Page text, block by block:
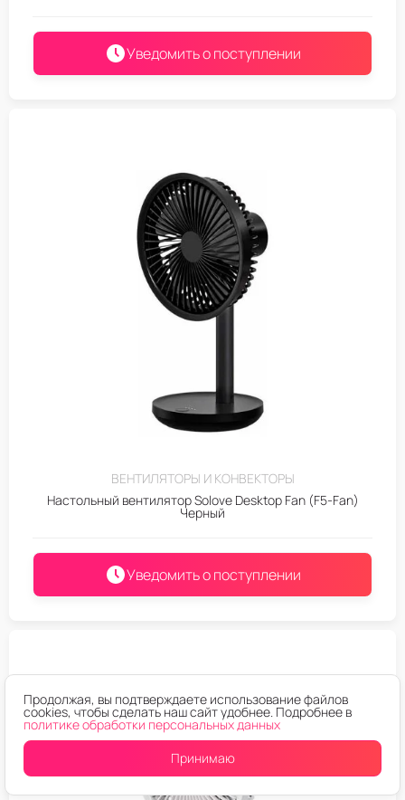
Уведомить о поступлении
ВЕНТИЛЯТОРЫ И КОНВЕКТОРЫ
Настольный вентилятор Solove Desktop Fan (F5-Fan)
Черный
Уведомить о поступлении
Продолжая, вы подтверждаете использование файлов
cookies, чтобы сделать наш сайт удобнее. Подробнее в
политике обработки персональных данных
Принимаю